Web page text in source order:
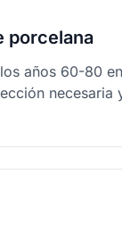
porcelana
años 60-80
necesaria